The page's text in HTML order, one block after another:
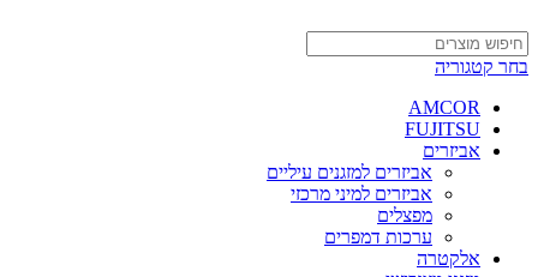
בחר קטגוריה
AMCOR
FUJITSU
אביזרים
אביזרים למזגנים עיליים
אביזרים למיני מרכזי
מפצלים
ערכות דמפרים
אלקטרה